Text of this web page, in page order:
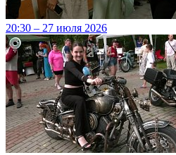
20:30 – 27 июля 2026